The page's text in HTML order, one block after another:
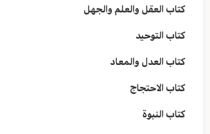
كتاب العقل والعلم والجهل
كتاب التوحيد
كتاب العدل والمعاد
كتاب الاحتجاج
كتاب النبوة